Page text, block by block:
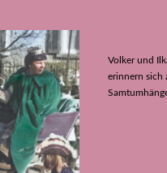
Volker und
erinnern sich